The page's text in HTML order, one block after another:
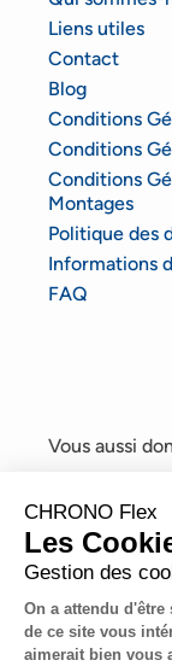
Liens utiles
Contact
Blog
Conditions
Conditions
Conditions
Montages
Politique des
Informations
FAQ
Vous aussi
©2022 Tous
CHRONO Flex
Les
Gestion des
On a attendu
de ce site vous
aimerait bien vous